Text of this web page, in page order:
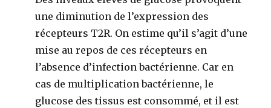
une diminution de l’expression des
récepteurs T2R. On estime qu’il s’agit d’une
mise au repos de ces récepteurs en
l’absence d’infection bactérienne. Car en
cas de multiplication bactérienne, le
glucose des tissus est consommé, et il est